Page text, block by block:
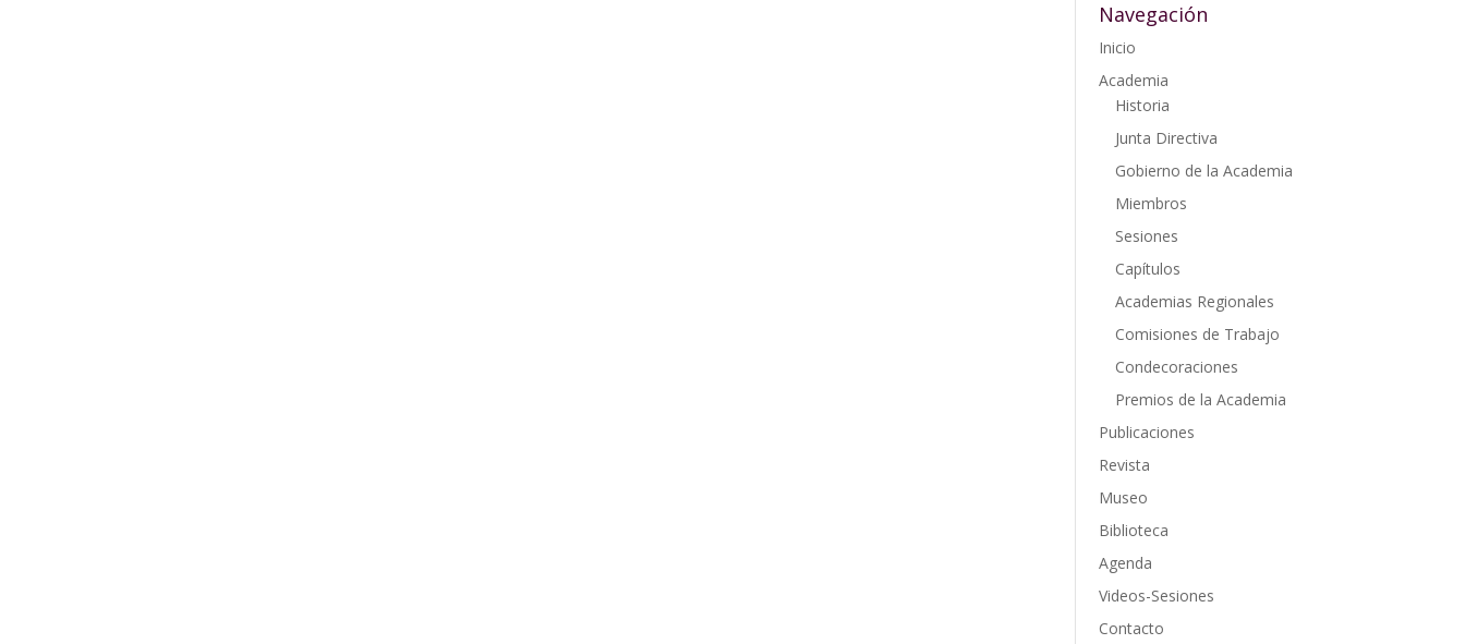
Navegación
Inicio
Academia
Historia
Junta Directiva
Gobierno de la Academia
Miembros
Sesiones
Capítulos
Academias Regionales
Comisiones de Trabajo
Condecoraciones
Premios de la Academia
Publicaciones
Revista
Museo
Biblioteca
Agenda
Videos-Sesiones
Contacto